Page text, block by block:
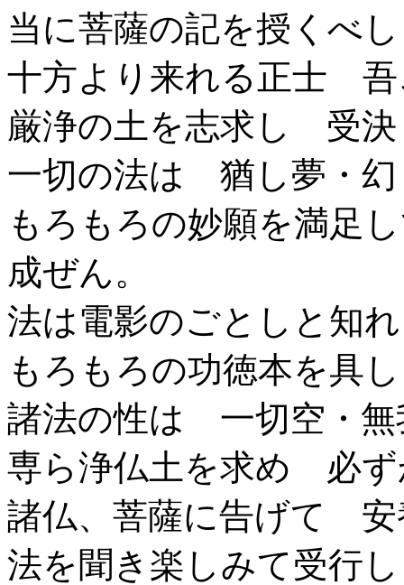
当に菩薩の記を授くべ
十方より来れる正士 吾
厳浄の土を志求し 受決
一切の法は 猶し夢・幻
もろもろの妙願を満足
成ぜん。
法は電影のごとしと知
もろもろの功徳本を具
諸法の性は 一切空・無
専ら浄仏土を求め 必ず
諸仏、菩薩に告げて 安
法を聞き楽しみて受行